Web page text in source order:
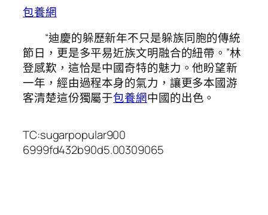
包養網
“迪慶的躲歷新年不只是躲族同胞的傳統
節日，更是多平易近族文明融合的紐帶。”林
登感歎，這恰是中國奇特的魅力。他盼望新
一年，經由過程本身的氣力，讓更多本國游
客清楚這份獨屬于包養網中國的出色。
TC:sugarpopular900
6999fd432b90d5.00309065